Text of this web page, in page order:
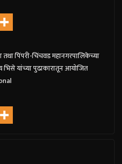
तथा पिंपरी-चिंचवड महानगरपालिकेच्या
यांच्या पुढाकारातून आयोजित